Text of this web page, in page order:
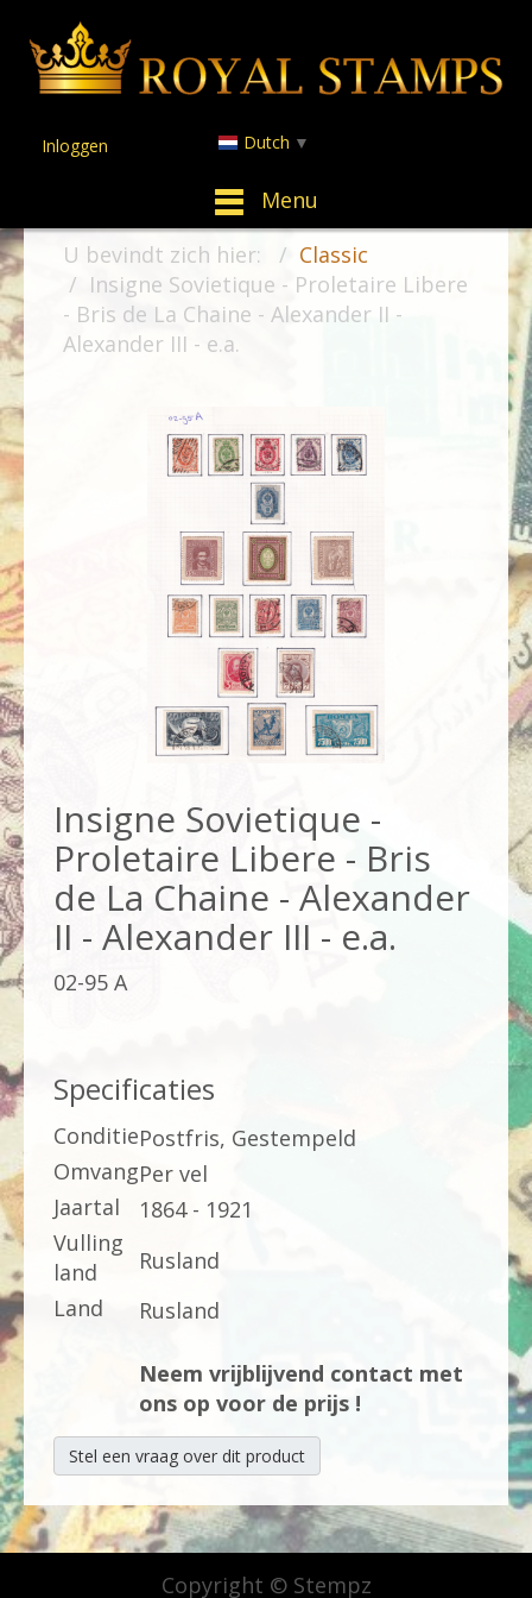
Menu
Inloggen Dutch ▼
U bevindt zich hier:
Classic
Insigne Sovietique - Proletaire Libere
- Bris de La Chaine - Alexander II -
Alexander III - e.a.
Insigne Sovietique -
Proletaire Libere - Bris
de La Chaine - Alexander
II - Alexander III - e.a.
02-95 A
Specificaties
ConditiePostfris, Gestempeld
OmvangPer vel
Jaartal
1864 - 1921
Vulling
land
Rusland
Land
Rusland
Neem vrijblijvend contact met
ons op voor de prijs !
Stel een vraag over dit product
Copyright © Stempz